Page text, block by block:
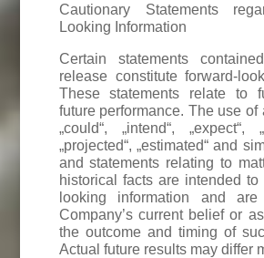
Cautionary Statements
Looking Information
Certain statements
release constitute forward-
These statements relate to
future performance. The use of
„could“, „intend“, „expect“,
„projected“, „estimated“ and
and statements relating to
historical facts are intended to
looking information and
Company’s current belief or
the outcome and timing of
Actual future results may differ